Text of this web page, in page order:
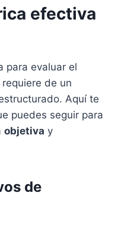
efectiva
para evaluar el
de un
Aquí te
puedes seguir para
objetiva y
de